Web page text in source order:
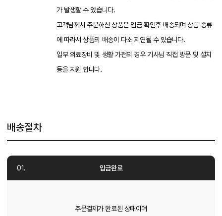
가 발생할 수 있습니다.
고객님께서 주문하신 상품은 입금 확인후 배송되며 상품 종류
에 따라서 상품의 배송이 다소 지연될 수 있습니다.
일부 의료장비 및 생활 가전의 경우 기사님 직접 방문 및 설치
등을 지원 합니다.
배송절차
입금완료
주문결제가 완료된 상태이며